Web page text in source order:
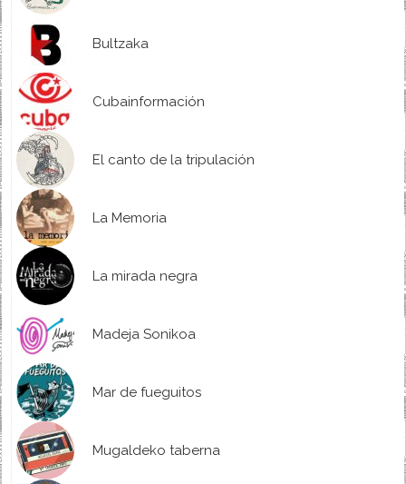
Bultzaka
Cubainformación
El canto de la tripulación
La Memoria
La mirada negra
Madeja Sonikoa
Mar de fueguitos
Mugaldeko taberna